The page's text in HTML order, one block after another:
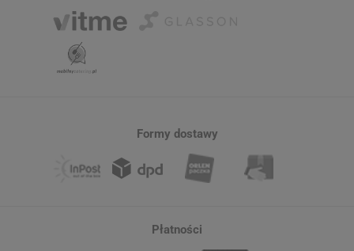
30 mm 230 szt. / do drukarek serii M
Formy dostawy
Płatności